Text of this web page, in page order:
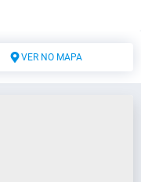
VER NO MAPA